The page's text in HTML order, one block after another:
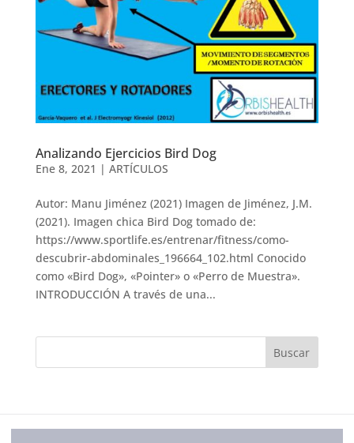
Analizando Ejercicios Bird Dog
Ene 8, 2021 | ARTÍCULOS
Autor: Manu Jiménez (2021) Imagen de Jiménez, J.M.
(2021). Imagen chica Bird Dog tomado de:
https://www.sportlife.es/entrenar/fitness/como-
descubrir-abdominales_196664_102.html Conocido
como «Bird Dog», «Pointer» o «Perro de Muestra».
INTRODUCCIÓN A través de una...